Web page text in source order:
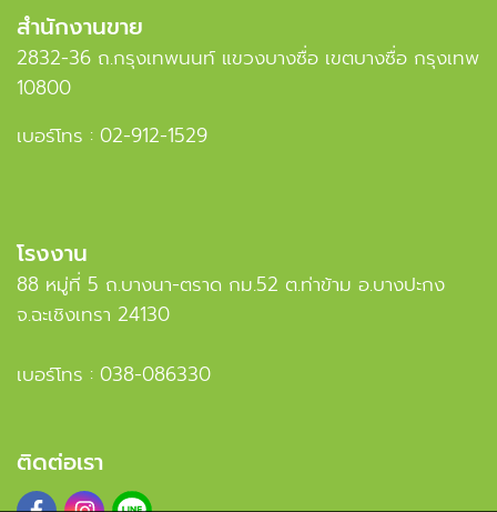
สำนักงานขาย
2832-36 ถ.กรุงเทพนนท์ แขวงบางซื่อ เขตบางซื่อ กรุงเทพ
10800
เบอร์โทร : 02-912-1529
โรงงาน
88 หมู่ที่ 5 ถ.บางนา-ตราด กม.52 ต.ท่าข้าม อ.บางปะกง
จ.ฉะเชิงเทรา 24130
เบอร์โทร : 038-086330
ติดต่อเรา